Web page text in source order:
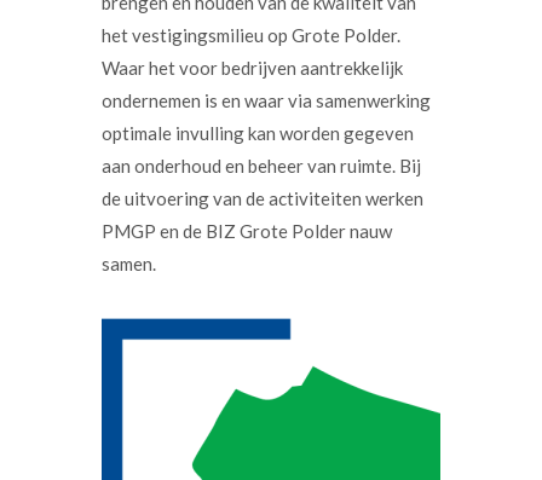
het vestigingsmilieu op Grote Polder.
Waar het voor bedrijven aantrekkelijk
ondernemen is en waar via samenwerking
optimale invulling kan worden gegeven
aan onderhoud en beheer van ruimte. Bij
de uitvoering van de activiteiten werken
PMGP en de BIZ Grote Polder nauw
samen.